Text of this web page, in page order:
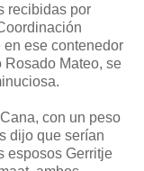
recibidas por
ese contenedor
Rosado Mateo, se
con un peso
dijo que serían
esposos Gerritje